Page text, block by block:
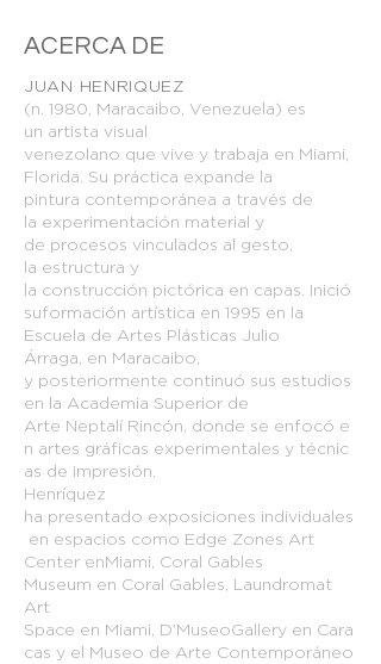
ACERCA DE
JUAN HENRIQUEZ
(n. 1980, Maracaibo, Venezuela) es
un artista visual
venezolano que vive y trabaja en Miami,
Florida. Su práctica expande la
pintura contemporánea a través de
la experimentación material y
de procesos vinculados al gesto,
la estructura y
la construcción pictórica en capas. Inició
suformación artística en 1995 en la
Escuela de Artes Plásticas Julio
Árraga, en Maracaibo,
y posteriormente continuó sus estudios
en la Academia Superior de
Arte Neptalí Rincón, donde se enfocó e
n artes gráficas experimentales y técnic
as de impresión.
Henríquez
ha presentado exposiciones individuales
en espacios como Edge Zones Art
Center enMiami, Coral Gables
Museum en Coral Gables, Laundromat
Art
Space en Miami, D’MuseoGallery en Cara
cas y el Museo de Arte Contemporáneo